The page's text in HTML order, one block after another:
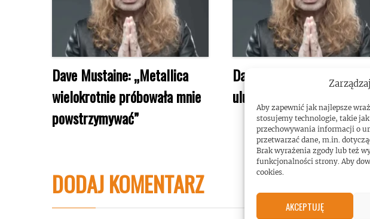
Aby zapewnić jak najlepsze
stosujemy technologie, takie
przechowywania informacji o
przetwarzać dane, m.in.
Brak wyrażenia zgody lub też
funkcjonalności strony. Aby
cookies.
AKCEPTUJĘ
Dave Mustaine: „Metallica
wielokrotnie próbowała mnie
powstrzymywać”
Dave Mustaine o swoich
ulubionych gitarzystach
DODAJ KOMENTARZ